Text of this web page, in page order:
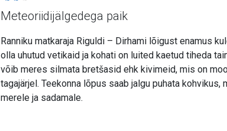
Meteoriidijälgedega paik
Ranniku matkaraja Riguldi – Dirhami lõigust enamus
olla uhutud vetikaid ja kohati on luited kaetud tiheda
võib meres silmata bretšasid ehk kivimeid, mis on
tagajärjel. Teekonna lõpus saab jalgu puhata
merele ja sadamale.